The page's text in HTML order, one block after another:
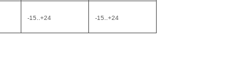
-15..+24 -15..+24